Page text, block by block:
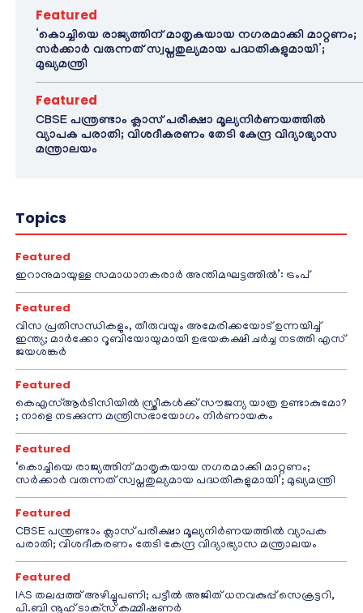
Featured
‘കൊച്ചിയെ രാജ്യത്തിന് മാതൃകയായ നഗരമാക്കി മാറ്റണം;
സർക്കാർ വരുന്നത് സ്വപ്നതുല്യമായ പദ്ധതികളുമായി’;
മുഖ്യമന്ത്രി
Featured
CBSE പന്ത്രണ്ടാം ക്ലാസ് പരീക്ഷാ മൂല്യനിർണയത്തിൽ
വ്യാപക പരാതി; വിശദീകരണം തേടി കേന്ദ്ര വിദ്യാഭ്യാസ
മന്ത്രാലയം
Topics
Featured
ഇറാനുമായുള്ള സമാധാനകരാർ അന്തിമഘട്ടത്തിൽ‌’: ട്രംപ്
Featured
വിസ പ്രതിസന്ധികളും, തീരുവയും അമേരിക്കയോട് ഉന്നയിച്ച്
ഇന്ത്യ; മാർക്കോ റൂബിയോയുമായി ഉഭയകക്ഷി ചർച്ച നടത്തി എസ്
ജയശങ്കർ
Featured
കെഎസ്ആർടിസിയിൽ സ്ത്രീകൾക്ക് സൗജന്യ യാത്ര ഉണ്ടാകുമോ?
; നാളെ നടക്കുന്ന മന്ത്രിസഭായോഗം നിർണായകം
Featured
‘കൊച്ചിയെ രാജ്യത്തിന് മാതൃകയായ നഗരമാക്കി മാറ്റണം;
സർക്കാർ വരുന്നത് സ്വപ്നതുല്യമായ പദ്ധതികളുമായി’; മുഖ്യമന്ത്രി
Featured
CBSE പന്ത്രണ്ടാം ക്ലാസ് പരീക്ഷാ മൂല്യനിർണയത്തിൽ വ്യാപക
പരാതി; വിശദീകരണം തേടി കേന്ദ്ര വിദ്യാഭ്യാസ മന്ത്രാലയം
Featured
IAS തലപ്പത്ത് അഴിച്ചുപണി; പട്ടീല്‍ അജിത് ധനവകുപ്പ് സെക്രട്ടറി,
പി.ബി നൂഹ് ടാക്‌സ് കമ്മീഷണര്‍